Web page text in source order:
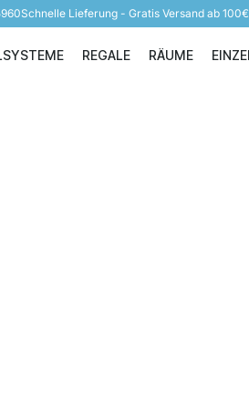
Schnelle Lieferung - Gratis Versand ab 100€
Regalsysteme
REGALE
Regale
RÄUME
Räume